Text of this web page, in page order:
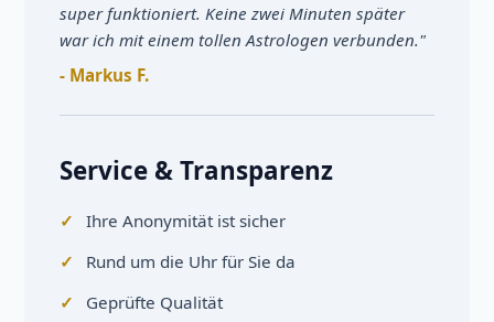
super funktioniert. Keine zwei Minuten später
war ich mit einem tollen Astrologen verbunden."
- Markus F.
Service & Transparenz
Ihre Anonymität ist sicher
Rund um die Uhr für Sie da
Geprüfte Qualität